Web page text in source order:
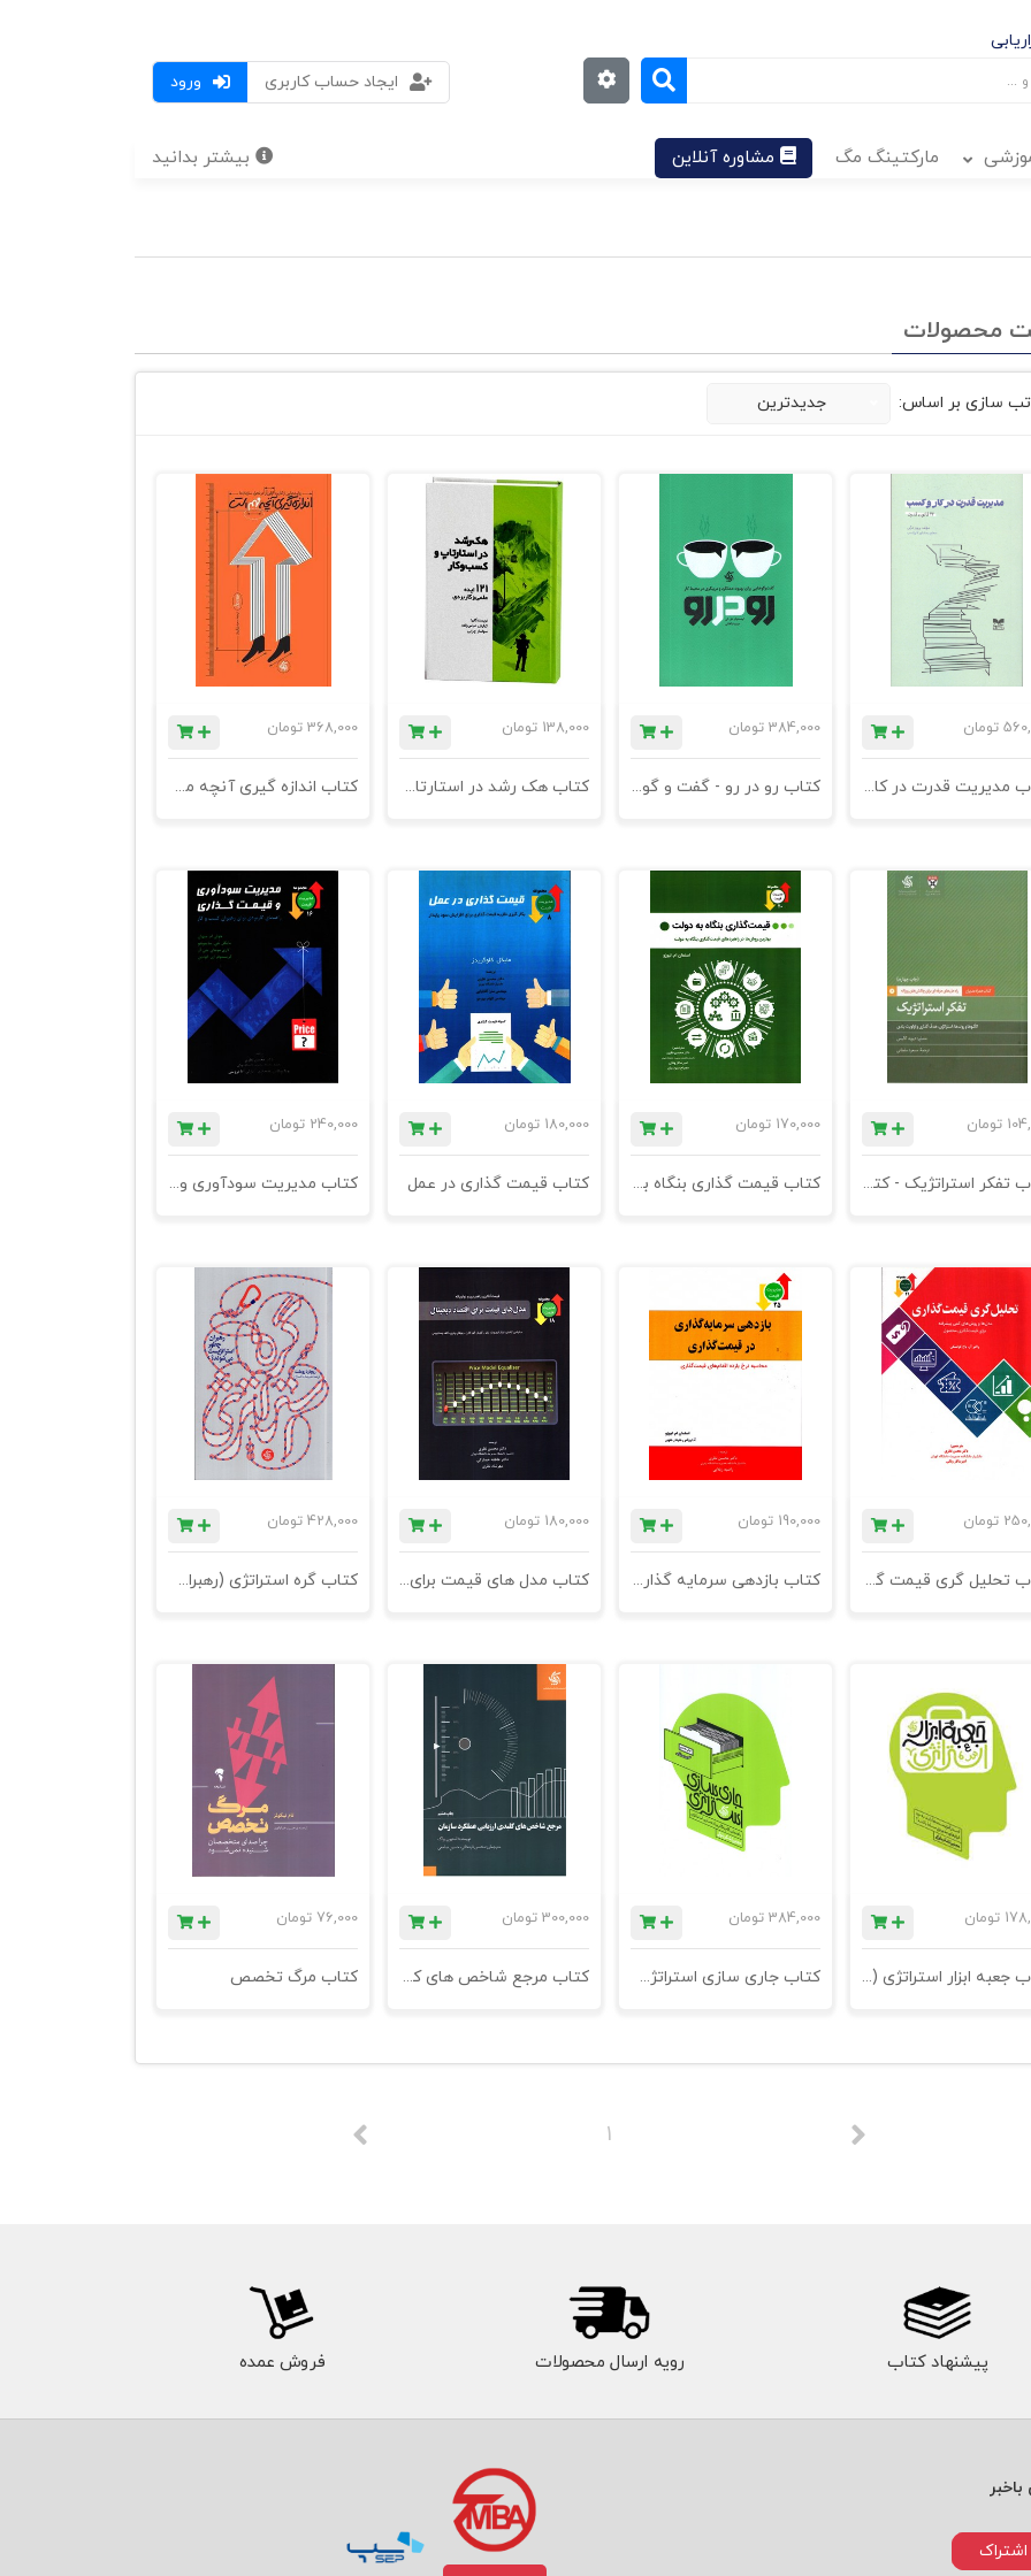
ورود
ایجاد حساب کاربری
مارکتینگ مگ مشاوره آنلاین بیشتر بدانید
محصولات
سازی بر اساس: جدیدترین
تومان
کتاب مدیریت قدرت در کاروکسب
384,000 تومان
کتاب رو در رو - گفت و گوهایی برای بهبود عملکرد و مربیگری در محیط کار
138,000 تومان
کتاب هک رشد در استارتاپ و کسب و کار
368,000 تومان
کتاب اندازه گیری آنچه مهم است
تومان
کتاب تفکر استراتژیک - کتاب همراه مدیران
170,000 تومان
کتاب قیمت گذاری بنگاه به دولت
180,000 تومان
کتاب قیمت گذاری در عمل
240,000 تومان
کتاب مدیریت سودآوری و قیمت گذاری
تومان
کتاب تحلیل گری قیمت گذاری
190,000 تومان
کتاب بازدهی سرمایه گذاری در قیمت گذاری
180,000 تومان
کتاب مدل های قیمت برای اقتصاد دیجیتال
428,000 تومان
کتاب گره استراتژی (رهبران چطور استراتژیست می‌شوند؟)
تومان
کتاب جعبه ابزار استراتژی (استراتژیست ها باید به چه ابزارهای مدیریتی مسلط باشند؟) - چاپ سوم
384,000 تومان
کتاب جاری سازی استراتژی - راهنمای گام به گام پیاده سازی استراتژی - چاپ هشتم
300,000 تومان
کتاب مرجع شاخص های کلیدی ارزیابی عملکرد سازمان - جاپ هشتم
76,000 تومان
کتاب مرگ تخصص
1
پیشنهاد کتاب رویه ارسال محصولات فروش عمده
اشتراک